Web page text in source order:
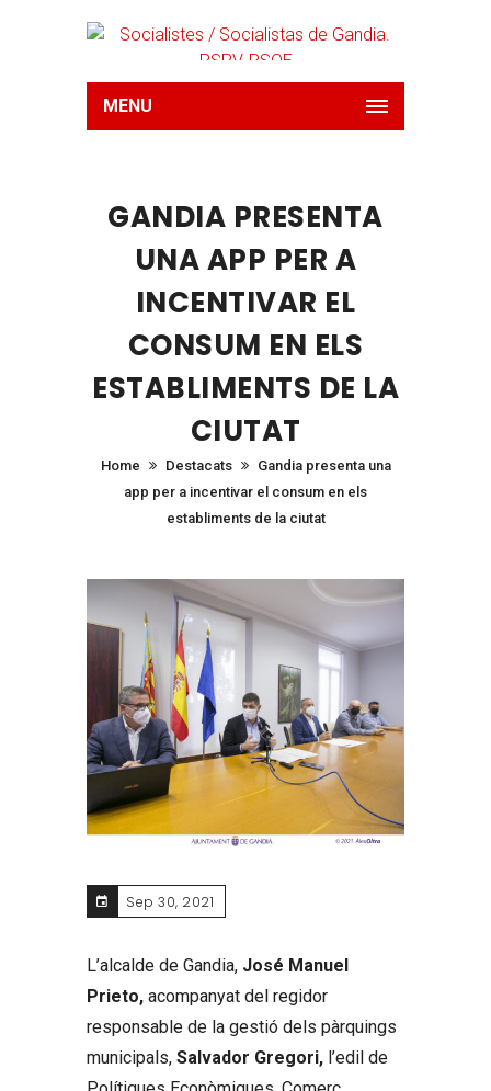
MENU
GANDIA PRESENTA
UNA APP PER A
INCENTIVAR EL
CONSUM EN ELS
ESTABLIMENTS DE LA
CIUTAT
Home Destacats
Gandia presenta una
app per a incentivar el consum en els
establiments de la ciutat
Sep 30, 2021
L’alcalde de Gandia, José Manuel
Prieto, acompanyat del regidor
responsable de la gestió dels pàrquings
municipals, Salvador Gregori, l’edil de